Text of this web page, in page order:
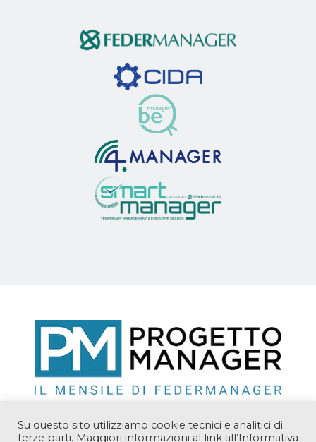
Su questo sito utilizziamo cookie tecnici e analitici di
terze parti. Maggiori informazioni al link all’Informativa